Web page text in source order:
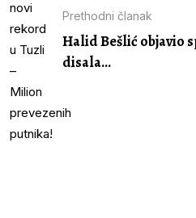
Prethodni članak
Halid Bešlić objavio
disala...